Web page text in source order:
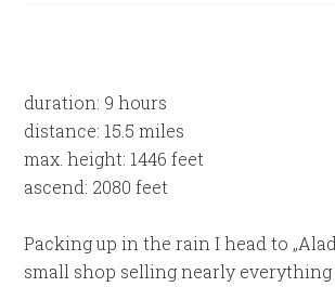
duration: 9 hours
distance: 15.5 miles
max. height: 1446 feet
ascend: 2080 feet
Packing up in the rain I head to
small shop selling nearly everything